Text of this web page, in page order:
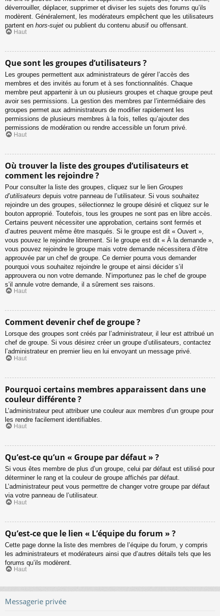
déverrouiller, déplacer, supprimer et diviser les sujets des forums qu’ils
modèrent. Généralement, les modérateurs empêchent que les utilisateurs
partent en hors-sujet ou publient du contenu abusif ou offensant.
Haut
Que sont les groupes d’utilisateurs ?
Les groupes permettent aux administrateurs de gérer l’accès des
membres et des invités au forum et à ses fonctionnalités. Chaque
membre peut appartenir à un ou plusieurs groupes et chaque groupe peut
avoir ses permissions. La gestion des membres par l’intermédiaire des
groupes permet aux administrateurs de modifier rapidement les
permissions de plusieurs membres à la fois, telles qu’ajouter des
permissions de modération ou rendre accessible un forum privé.
Haut
Où trouver la liste des groupes d’utilisateurs et
comment les rejoindre ?
Pour consulter la liste des groupes, cliquez sur le lien Groupes
d’utilisateurs depuis votre panneau de l’utilisateur. Si vous souhaitez
rejoindre un des groupes, sélectionnez le groupe désiré et cliquez sur le
bouton approprié. Toutefois, tous les groupes ne sont pas en libre accès.
Certains peuvent nécessiter une approbation, certains sont fermés et
d’autres peuvent même être masqués. Si le groupe est dit « Ouvert »,
vous pouvez le rejoindre librement. Si le groupe est dit « À la demande »,
vous pouvez rejoindre le groupe mais votre demande nécessitera d’être
approuvée par un chef de groupe. Ce dernier pourra vous demander
pourquoi vous souhaitez rejoindre le groupe et ainsi décider s’il
approuvera ou non votre demande. N’importunez pas le chef de groupe
s’il annule votre demande, il a sûrement ses raisons.
Haut
Comment devenir chef de groupe ?
Lorsque des groupes sont créés par l’administrateur, il leur est attribué un
chef de groupe. Si vous désirez créer un groupe d’utilisateurs, contactez
l’administrateur en premier lieu en lui envoyant un message privé.
Haut
Pourquoi certains membres apparaissent dans une
couleur différente ?
L’administrateur peut attribuer une couleur aux membres d’un groupe pour
les rendre facilement identifiables.
Haut
Qu’est-ce qu’un « Groupe par défaut » ?
Si vous êtes membre de plus d’un groupe, celui par défaut est utilisé pour
déterminer le rang et la couleur de groupe affichés par défaut.
L’administrateur peut vous permettre de changer votre groupe par défaut
via votre panneau de l’utilisateur.
Haut
Qu’est-ce que le lien « L’équipe du forum » ?
Cette page donne la liste des membres de l’équipe du forum, y compris
les administrateurs et modérateurs ainsi que d’autres détails tels que les
forums qu’ils modèrent.
Haut
Messagerie privée